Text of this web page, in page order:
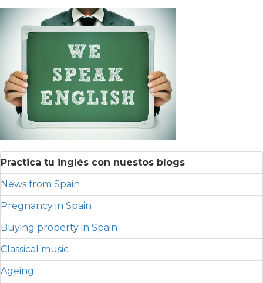
Practica tu inglés con nuestos blogs
News from Spain
Pregnancy in Spain
Buying property in Spain
Classical music
Ageing